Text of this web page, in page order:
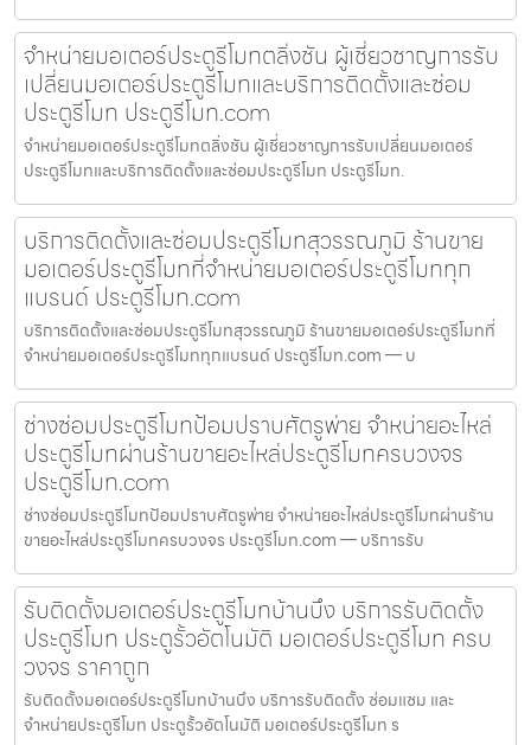
จำหน่ายมอเตอร์ประตูรีโมทตลิ่งชัน ผู้เชี่ยวชาญการรับ
เปลี่ยนมอเตอร์ประตูรีโมทและบริการติดตั้งและซ่อม
ประตูรีโมท ประตูรีโมท.com
จำหน่ายมอเตอร์ประตูรีโมทตลิ่งชัน ผู้เชี่ยวชาญการรับเปลี่ยนมอเตอร์
ประตูรีโมทและบริการติดตั้งและซ่อมประตูรีโมท ประตูรีโมท.
บริการติดตั้งและซ่อมประตูรีโมทสุวรรณภูมิ ร้านขาย
มอเตอร์ประตูรีโมทที่จำหน่ายมอเตอร์ประตูรีโมททุก
แบรนด์ ประตูรีโมท.com
บริการติดตั้งและซ่อมประตูรีโมทสุวรรณภูมิ ร้านขายมอเตอร์ประตูรีโมทที่
จำหน่ายมอเตอร์ประตูรีโมททุกแบรนด์ ประตูรีโมท.com — บ
ช่างซ่อมประตูรีโมทป้อมปราบศัตรูพ่าย จำหน่ายอะไหล่
ประตูรีโมทผ่านร้านขายอะไหล่ประตูรีโมทครบวงจร
ประตูรีโมท.com
ช่างซ่อมประตูรีโมทป้อมปราบศัตรูพ่าย จำหน่ายอะไหล่ประตูรีโมทผ่านร้าน
ขายอะไหล่ประตูรีโมทครบวงจร ประตูรีโมท.com — บริการรับ
รับติดตั้งมอเตอร์ประตูรีโมทบ้านบึง บริการรับติดตั้ง
ประตูรีโมท ประตูรั้วอัตโนมัติ มอเตอร์ประตูรีโมท ครบ
วงจร ราคาถูก
รับติดตั้งมอเตอร์ประตูรีโมทบ้านบึง บริการรับติดตั้ง ซ่อมแซม และ
จำหน่ายประตูรีโมท ประตูรั้วอัตโนมัติ มอเตอร์ประตูรีโมท ร